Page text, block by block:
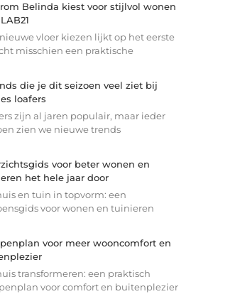
Belinda kiest voor stijlvol wonen
vloer kiezen lijkt op het eerste
misschien een praktische
die je dit seizoen veel ziet bij
loafers
zijn al jaren populair, maar ieder
zien we nieuwe trends
voor beter wonen en
het hele jaar door
en tuin in topvorm: een
voor wonen en tuinieren
voor meer wooncomfort en
transformeren: een praktisch
voor comfort en buitenplezier